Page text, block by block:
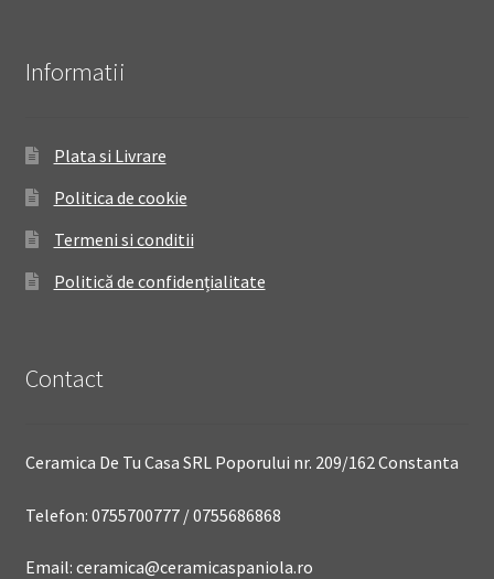
Informatii
Plata si Livrare
Politica de cookie
Termeni si conditii
Politică de confidențialitate
Contact
Ceramica De Tu Casa SRL Poporului nr. 209/162 Constanta
Telefon: 0755700777 / 0755686868
Email: ceramica@ceramicaspaniola.ro